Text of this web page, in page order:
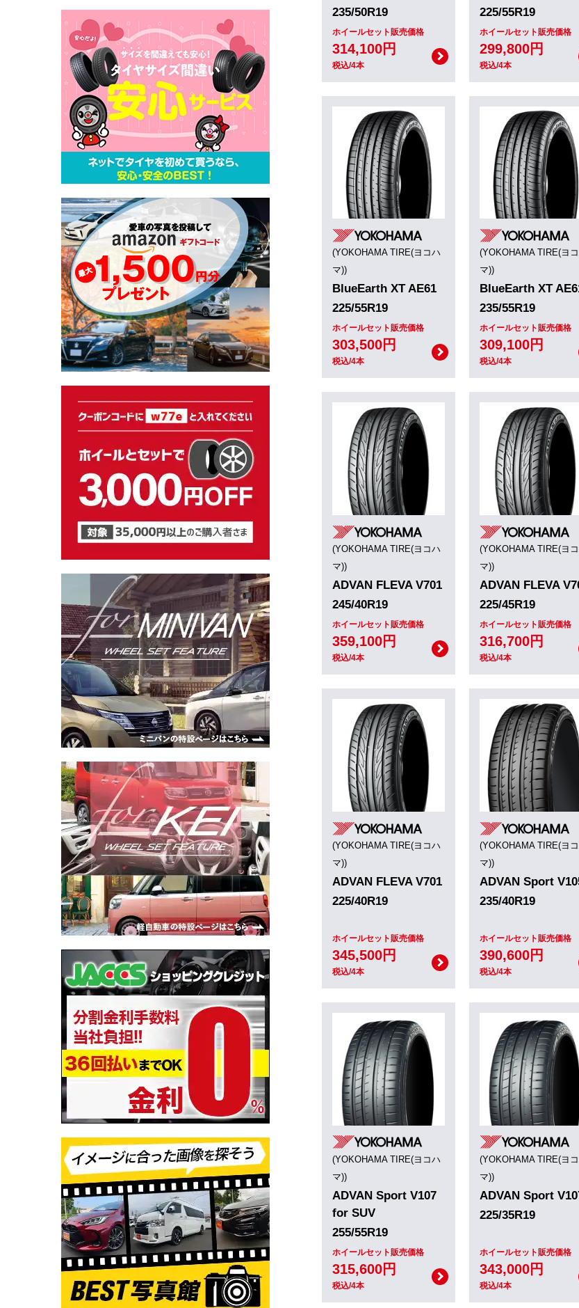
235/50R19
ホイールセット販売価格
314,100円
税込/4本
225/55R19
ホイールセット販売価格
299,800円
税込/4本
(YOKOHAMA TIRE(ヨコハ
マ))
BlueEarth XT AE61
225/55R19
ホイールセット販売価格
303,500円
税込/4本
(YOKOHAMA TIRE(ヨ
マ))
BlueEarth XT
235/55R19
ホイールセット販売価格
309,100円
税込/4本
(YOKOHAMA TIRE(ヨコハ
マ))
ADVAN FLEVA V701
245/40R19
ホイールセット販売価格
359,100円
税込/4本
(YOKOHAMA TIRE(ヨ
マ))
ADVAN FLEVA
225/45R19
ホイールセット販売価格
316,700円
税込/4本
(YOKOHAMA TIRE(ヨコハ
マ))
ADVAN FLEVA V701
225/40R19
ホイールセット販売価格
345,500円
税込/4本
(YOKOHAMA TIRE(ヨ
マ))
ADVAN Sport
235/40R19
ホイールセット販売価格
390,600円
税込/4本
(YOKOHAMA TIRE(ヨコハ
マ))
ADVAN Sport V107
for SUV
255/55R19
ホイールセット販売価格
315,600円
税込/4本
(YOKOHAMA TIRE(ヨ
マ))
ADVAN Sport
225/35R19
ホイールセット販売価格
343,000円
税込/4本